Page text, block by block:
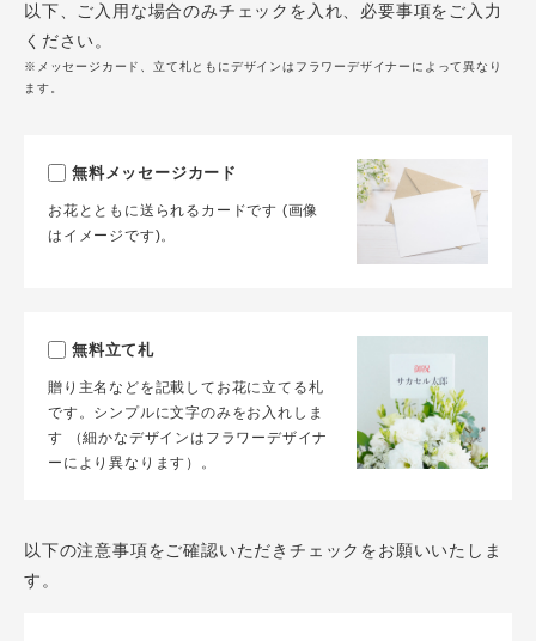
以下、ご入用な場合のみチェックを入れ、必要事項をご入力
ください。
※メッセージカード、立て札ともにデザインはフラワーデザイナーによって異なり
ます。
無料メッセージカード
お花とともに送られるカードです (画像
はイメージです)。
無料立て札
贈り主名などを記載してお花に立てる札
です。シンプルに文字のみをお入れしま
す （細かなデザインはフラワーデザイナ
ーにより異なります）。
以下の注意事項をご確認いただきチェックをお願いいたしま
す。